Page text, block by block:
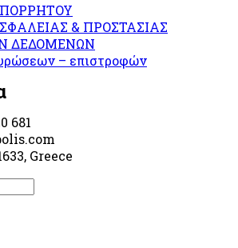
& ΠΡΟΣΤΑΣΙΑΣ
ΔΕΔΟΜΕΝΩΝ
– επιστροφών
681
Greece